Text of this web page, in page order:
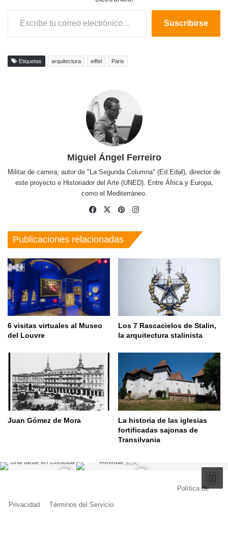
Escribe tu correo electrónico…
Suscribirse
Etiquetas arquitectura eiffel Paris
Miguel Ángel Ferreiro
Militar de carrera, autor de "La Segunda Columna" (Ed.Edaf), director de
este proyecto e Historiador del Arte (UNED). Entre África y Europa,
como el Mediterráneo.
Facebook
X Pinterest
Publicaciones relacionadas
6 visitas virtuales al Museo
del Louvre
Los 7 Rascacielos de Stalin,
la arquitectura stalinista
Juan Gómez de Mora
La historia de las iglesias
fortificadas sajonas de
Transilvania
Política de
Privacidad Términos del Servicio